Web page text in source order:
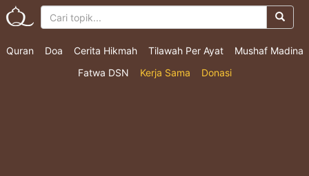
Quran Doa Cerita Hikmah Tilawah Per Ayat
Mushaf Madina
Fatwa DSN
Kerja Sama Donasi